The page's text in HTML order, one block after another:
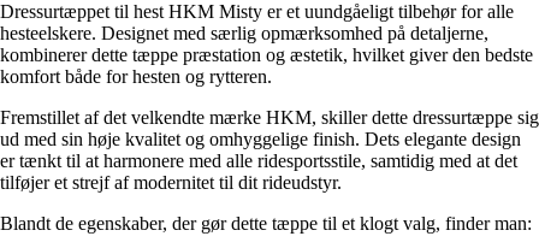
Dressurtæppet til hest HKM Misty er et uundgåeligt tilbehør for alle
hesteelskere. Designet med særlig opmærksomhed på detaljerne,
kombinerer dette tæppe præstation og æstetik, hvilket giver den bedste
komfort både for hesten og rytteren.
Fremstillet af det velkendte mærke HKM, skiller dette dressurtæppe sig
ud med sin høje kvalitet og omhyggelige finish. Dets elegante design
er tænkt til at harmonere med alle ridesportsstile, samtidig med at det
tilføjer et strejf af modernitet til dit rideudstyr.
Blandt de egenskaber, der gør dette tæppe til et klogt valg, finder man: